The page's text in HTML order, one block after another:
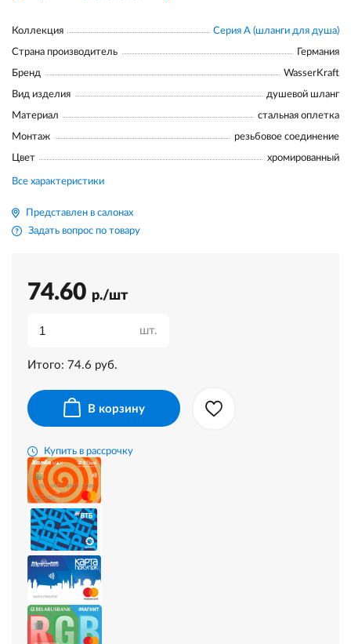
Коллекция Серия А (шланги для душа)
Страна производитель Германия
Бренд WasserKraft
Вид изделия душевой шланг
Материал стальная оплетка
Монтаж резьбовое соединение
Цвет хромированный
Все характеристики
Представлен в салонах
Задать вопрос по товару
74.60 р./шт
шт.
Итого: 74.6 руб.
В корзину
Купить в рассрочку